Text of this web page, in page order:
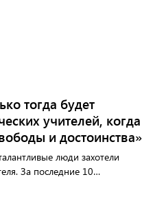
тогда будет
учителей, когда
и достоинства»
люди захотели
За последние 10…